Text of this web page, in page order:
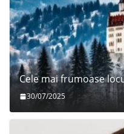
Cele mai frumoase
30/07/2025